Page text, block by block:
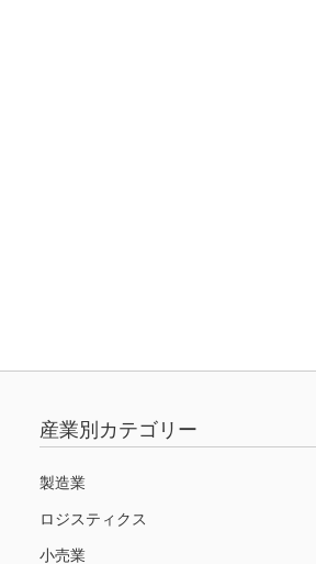
産業別カテゴリー
製造業
ロジスティクス
小売業